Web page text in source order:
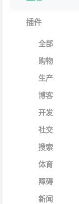
插件
全部
购物
生产
博客
开发
社交
搜索
体育
障碍
新闻